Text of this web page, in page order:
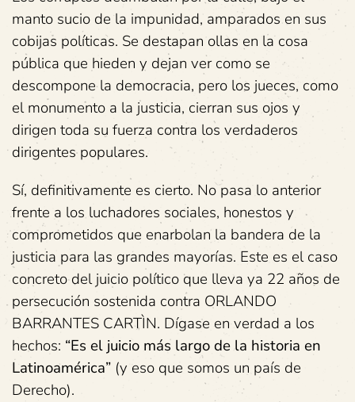
manto sucio de la impunidad, amparados en sus
cobijas políticas. Se destapan ollas en la cosa
pública que hieden y dejan ver como se
descompone la democracia, pero los jueces, como
el monumento a la justicia, cierran sus ojos y
dirigen toda su fuerza contra los verdaderos
dirigentes populares.
Sí, definitivamente es cierto. No pasa lo anterior
frente a los luchadores sociales, honestos y
comprometidos que enarbolan la bandera de la
justicia para las grandes mayorías. Este es el caso
concreto del juicio político que lleva ya 22 años de
persecución sostenida contra ORLANDO
BARRANTES CARTÌN. Dígase en verdad a los
hechos: “Es el juicio más largo de la historia en
Latinoamérica” (y eso que somos un país de
Derecho).